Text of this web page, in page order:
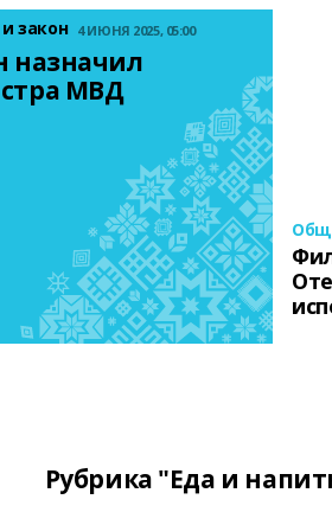
закон 4 ИЮНЯ 2025, 05:00
назначил
МВД
Рубрика "Еда и